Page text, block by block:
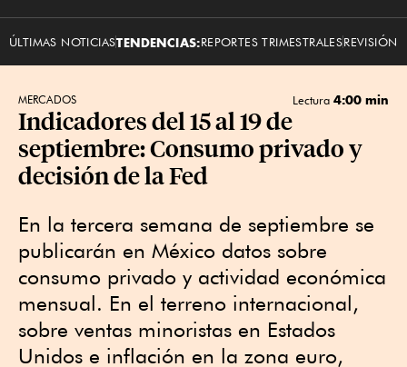
ÚLTIMAS NOTICIASTENDENCIAS:REPORTES TRIMESTRALESREVISIÓN
MERCADOS Lectura 4:00 min
Indicadores del 15 al 19 de
septiembre: Consumo privado y
decisión de la Fed
En la tercera semana de septiembre se
publicarán en México datos sobre
consumo privado y actividad económica
mensual. En el terreno internacional,
sobre ventas minoristas en Estados
Unidos e inflación en la zona euro,